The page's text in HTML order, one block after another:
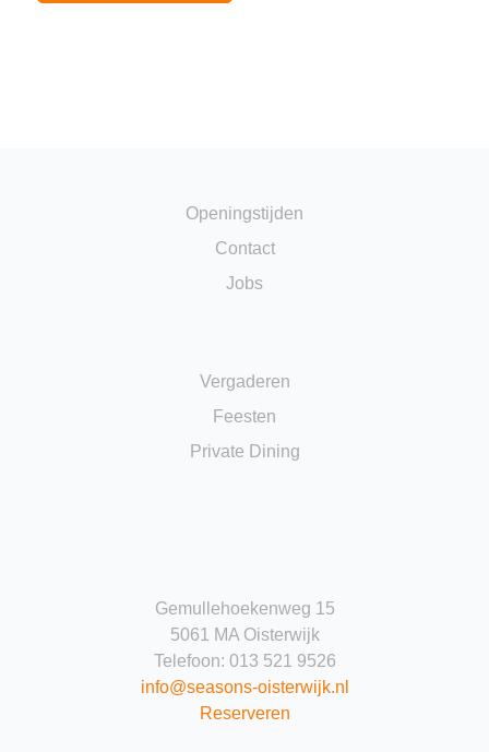
Openingstijden
Contact
Jobs
Vergaderen
Feesten
Private Dining
Gemullehoekenweg 15
5061 MA Oisterwijk
Telefoon: 013 521 9526
info@seasons-oisterwijk.nl
Reserveren